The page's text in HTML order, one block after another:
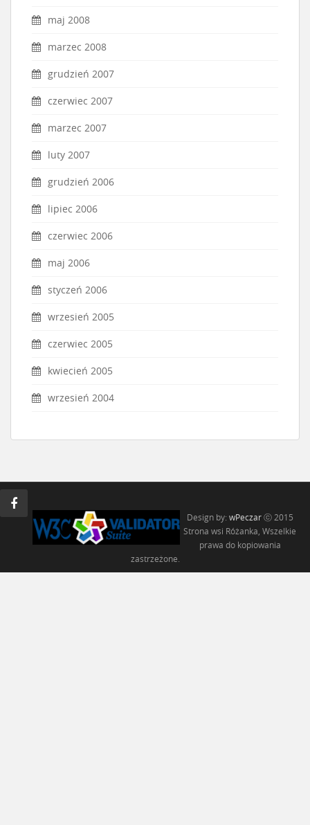
maj 2008
marzec 2008
grudzień 2007
czerwiec 2007
marzec 2007
luty 2007
grudzień 2006
lipiec 2006
czerwiec 2006
maj 2006
styczeń 2006
wrzesień 2005
czerwiec 2005
kwiecień 2005
wrzesień 2004
Design by: wPeczar ⓒ 2015
Strona wsi Różanka, Wszelkie
prawa do kopiowania
zastrzeżone.